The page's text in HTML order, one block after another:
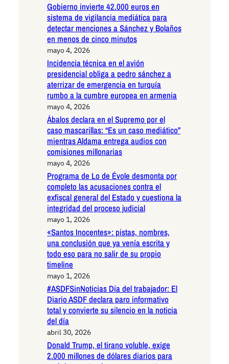
Gobierno invierte 42.000 euros en
sistema de vigilancia mediática para
detectar menciones a Sánchez y Bolaños
en menos de cinco minutos
mayo 4, 2026
Incidencia técnica en el avión
presidencial obliga a pedro sánchez a
aterrizar de emergencia en turquía
rumbo a la cumbre europea en armenia
mayo 4, 2026
Ábalos declara en el Supremo por el
caso mascarillas: “Es un caso mediático”
mientras Aldama entrega audios con
comisiones millonarias
mayo 4, 2026
Programa de Lo de Évole desmonta por
completo las acusaciones contra el
exfiscal general del Estado y cuestiona la
integridad del proceso judicial
mayo 1, 2026
«Santos Inocentes»: pistas, nombres,
una conclusión que ya venía escrita y
todo eso para no salir de su propio
timeline
mayo 1, 2026
#ASDFSinNoticias Día del trabajador: El
Diario ASDF declara paro informativo
total y convierte su silencio en la noticia
del día
abril 30, 2026
Donald Trump, el tirano voluble, exige
2.000 millones de dólares diarios para